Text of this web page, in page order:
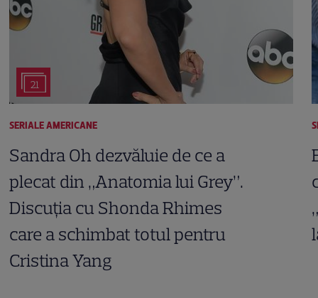
21
SERIALE AMERICANE
Sandra Oh dezvăluie de ce a
plecat din „Anatomia lui Grey”.
Discuția cu Shonda Rhimes
care a schimbat totul pentru
Cristina Yang